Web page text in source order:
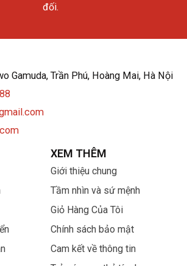
đối.
Gamuda, Trần Phú, Hoàng Mai, Hà Nội
XEM THÊM
Giới thiệu chung
Tầm nhìn và sứ mệnh
Giỏ Hàng Của Tôi
Chính sách bảo mật
Cam kết về thông tin